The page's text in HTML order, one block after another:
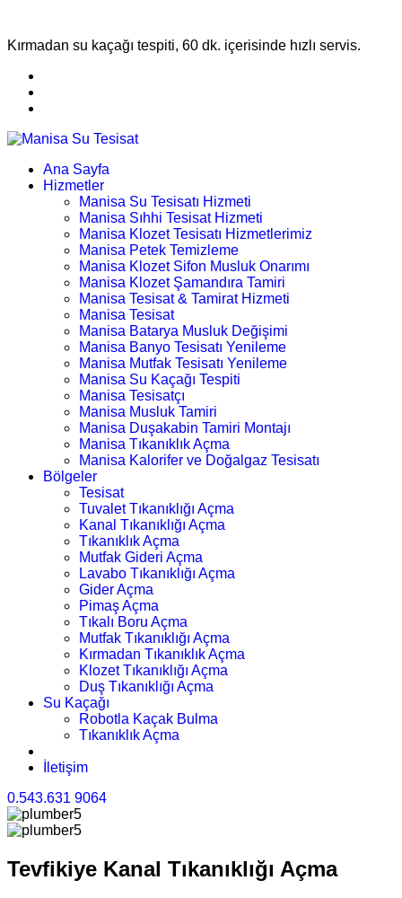
Kırmadan su kaçağı tespiti, 60 dk. içerisinde hızlı servis.
Ana Sayfa
Hizmetler
Manisa Su Tesisatı Hizmeti
Manisa Sıhhi Tesisat Hizmeti
Manisa Klozet Tesisatı Hizmetlerimiz
Manisa Petek Temizleme
Manisa Klozet Sifon Musluk Onarımı
Manisa Klozet Şamandıra Tamiri
Manisa Tesisat & Tamirat Hizmeti
Manisa Tesisat
Manisa Batarya Musluk Değişimi
Manisa Banyo Tesisatı Yenileme
Manisa Mutfak Tesisatı Yenileme
Manisa Su Kaçağı Tespiti
Manisa Tesisatçı
Manisa Musluk Tamiri
Manisa Duşakabin Tamiri Montajı
Manisa Tıkanıklık Açma
Manisa Kalorifer ve Doğalgaz Tesisatı
Bölgeler
Tesisat
Tuvalet Tıkanıklığı Açma
Kanal Tıkanıklığı Açma
Tıkanıklık Açma
Mutfak Gideri Açma
Lavabo Tıkanıklığı Açma
Gider Açma
Pimaş Açma
Tıkalı Boru Açma
Mutfak Tıkanıklığı Açma
Kırmadan Tıkanıklık Açma
Klozet Tıkanıklığı Açma
Duş Tıkanıklığı Açma
Su Kaçağı
Robotla Kaçak Bulma
Tıkanıklık Açma
İletişim
0.543.631 9064
Tevfikiye Kanal Tıkanıklığı Açma